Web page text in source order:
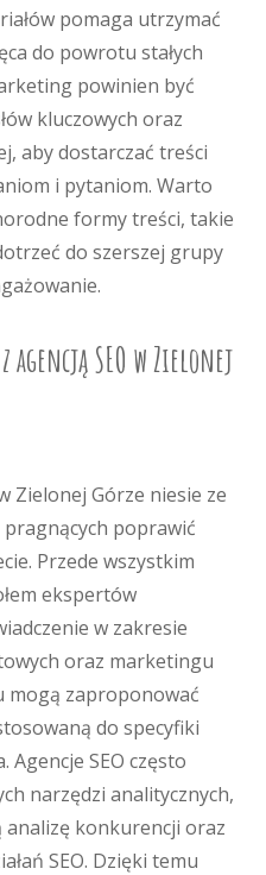
pomaga utrzymać
do powrotu stałych
powinien być
kluczowych oraz
aby dostarczać treści
i pytaniom. Warto
formy treści, takie
do szerszej grupy
agencją SEO w Zielonej
Zielonej Górze niesie ze
poprawić
Przede wszystkim
ekspertów
w zakresie
oraz marketingu
mogą zaproponować
do specyfiki
SEO często
narzędzi analitycznych,
analizę konkurencji oraz
SEO. Dzięki temu